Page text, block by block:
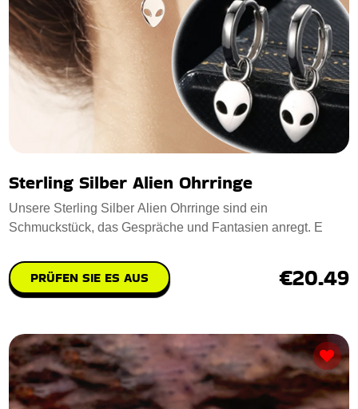
Sterling Silber Alien Ohrringe
Unsere Sterling Silber Alien Ohrringe sind ein
Schmuckstück, das Gespräche und Fantasien anregt. E
PRÜFEN SIE ES AUS €20.49